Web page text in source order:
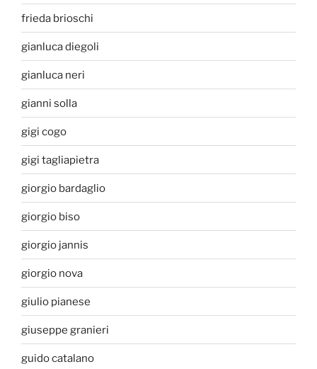
frieda brioschi
gianluca diegoli
gianluca neri
gianni solla
gigi cogo
gigi tagliapietra
giorgio bardaglio
giorgio biso
giorgio jannis
giorgio nova
giulio pianese
giuseppe granieri
guido catalano